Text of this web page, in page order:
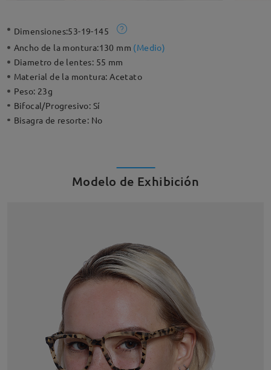
Dimensiones:53-19-145
Ancho de la montura:130 mm (Medio)
Diametro de lentes: 55 mm
Material de la montura:Acetato
Peso: 23g
Bifocal/Progresivo: Sí
Bisagra de resorte: No
Modelo de Exhibición